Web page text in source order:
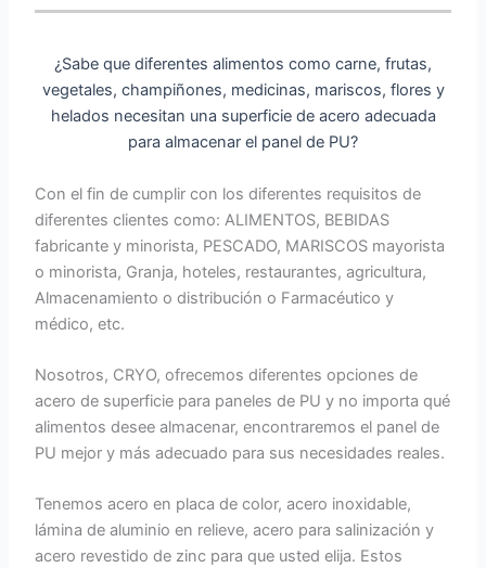
¿Sabe que diferentes alimentos como carne, frutas,
vegetales, champiñones, medicinas, mariscos, flores y
helados necesitan una superficie de acero adecuada
para almacenar el panel de PU?
Con el fin de cumplir con los diferentes requisitos de
diferentes clientes como: ALIMENTOS, BEBIDAS
fabricante y minorista, PESCADO, MARISCOS mayorista
o minorista, Granja, hoteles, restaurantes, agricultura,
Almacenamiento o distribución o Farmacéutico y
médico, etc.
Nosotros, CRYO, ofrecemos diferentes opciones de
acero de superficie para paneles de PU y no importa qué
alimentos desee almacenar, encontraremos el panel de
PU mejor y más adecuado para sus necesidades reales.
Tenemos acero en placa de color, acero inoxidable,
lámina de aluminio en relieve, acero para salinización y
acero revestido de zinc para que usted elija. Estos